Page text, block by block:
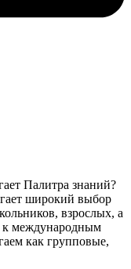
Палитра знаний?
широкий выбор
взрослых, а
к международным
как групповые,